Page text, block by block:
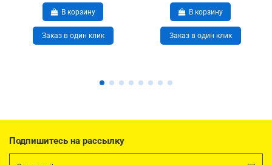
В корзину
Заказ в один клик
В корзину
Заказ в один клик
Подпишитесь на рассылку